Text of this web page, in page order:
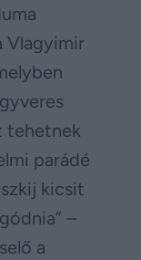
Vlagyimir
tehetnek
parádé
kicsit
–
a